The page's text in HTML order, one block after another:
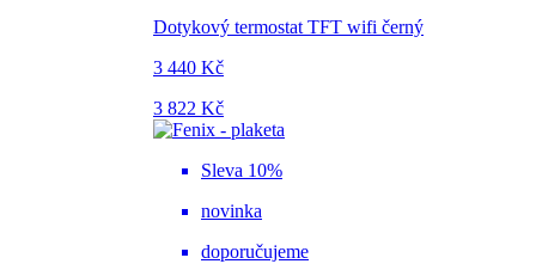
Dotykový termostat TFT wifi černý
3 440 Kč
3 822 Kč
Sleva 10%
novinka
doporučujeme